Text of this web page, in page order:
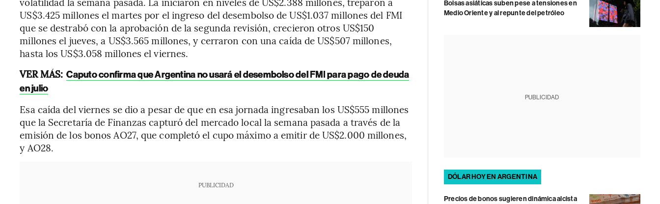
US$3.425 millones el martes por el ingreso del desembolso de US$1.037 millones del FMI
que se destrabó con la aprobación de la segunda revisión, crecieron otros US$150
millones el jueves, a US$3.565 millones, y cerraron con una caída de US$507 millones,
hasta los US$3.058 millones el viernes.
VER MÁS: Caputo confirma que Argentina no usará el desembolso del FMI para pago de deuda
en julio
Esa caída del viernes se dio a pesar de que en esa jornada ingresaban los US$555 millones
que la Secretaría de Finanzas capturó del mercado local la semana pasada a través de la
emisión de los bonos AO27, que completó el cupo máximo a emitir de US$2.000 millones,
y AO28.
PUBLICIDAD
Bolsas asiáticas suben pese a tensiones en
Medio Oriente y al repunte del petróleo
PUBLICIDAD
DÓLAR HOY EN ARGENTINA
Precios de bonos sugieren dinámica alcista